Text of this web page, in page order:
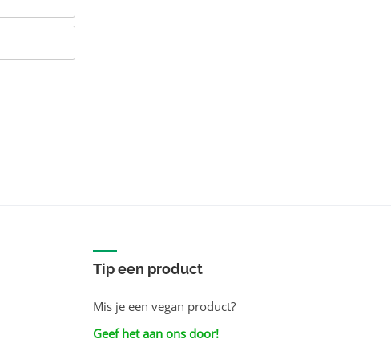
Tip een product
Mis je een vegan product?
Geef het aan ons door!